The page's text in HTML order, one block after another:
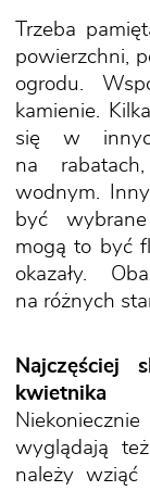
Trzeba
powierzchni,
ogrodu.
kamienie.
się w
na
wodnym.
być
mogą to być
okazały.
na różnych
Najczęściej
kwietnika
wyglądają
należy wziąć